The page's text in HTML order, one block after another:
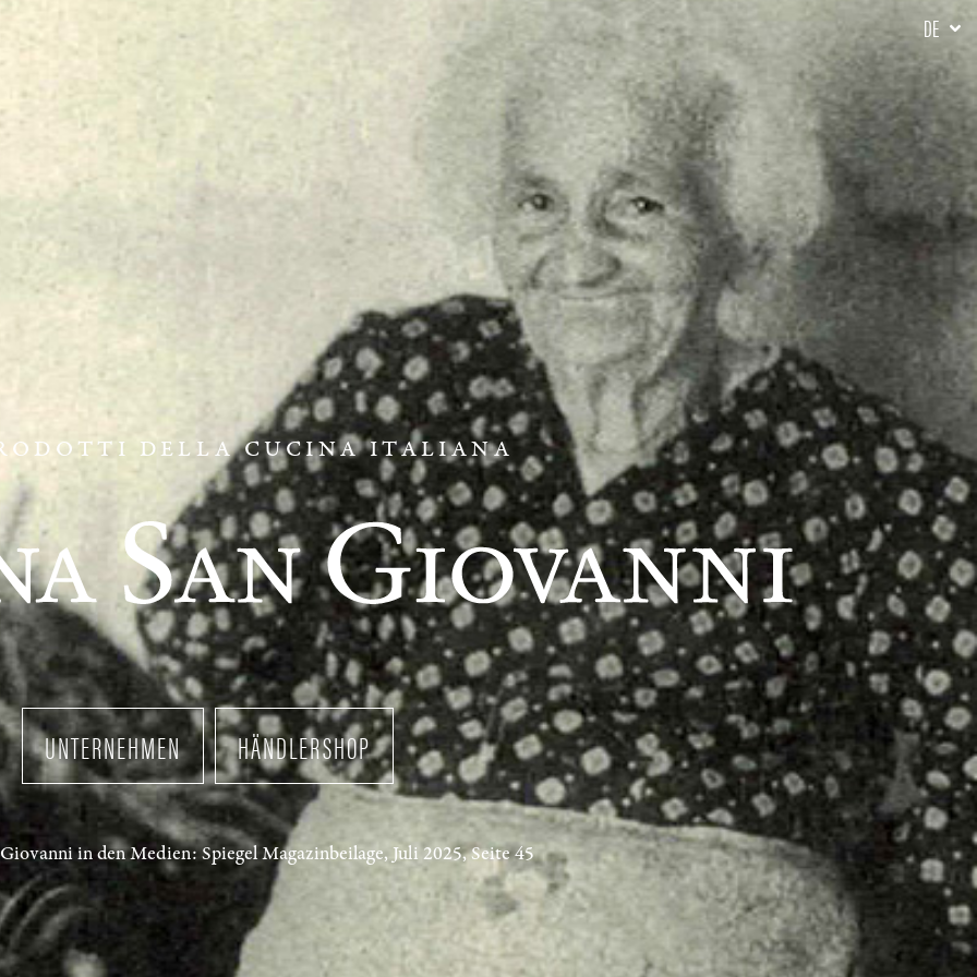
DE
DELLA CUCINA ITALIANA
UNTERNEHMEN HÄNDLERSHOP
in den Medien: Spiegel Magazinbeilage, Juli 2025, Seite 45